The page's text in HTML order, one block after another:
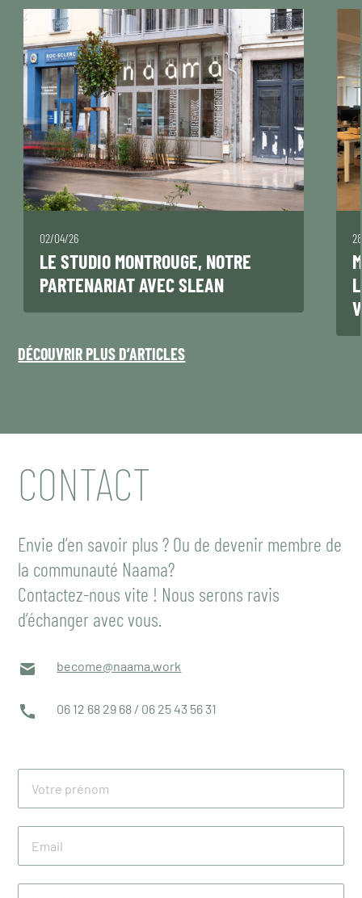
02/04/26
LE STUDIO MONTROUGE, NOTRE
PARTENARIAT AVEC SLEAN
DÉCOUVRIR PLUS D’ARTICLES
CONTACT
Envie d’en savoir plus ? Ou de devenir membre de
la communauté Naama?
Contactez-nous vite ! Nous serons ravis
d’échanger avec vous.
become@naama.work
06 12 68 29 68 / 06 25 43 56 31